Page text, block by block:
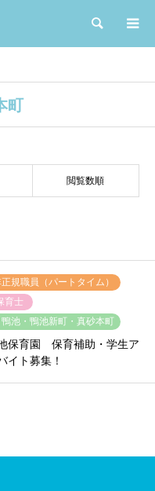
検索
町
閲覧数順
規職員（パートタイム）
育士
鴨池・鴨池新町・真砂本町
保育園 保育補助・学生ア
イト募集！